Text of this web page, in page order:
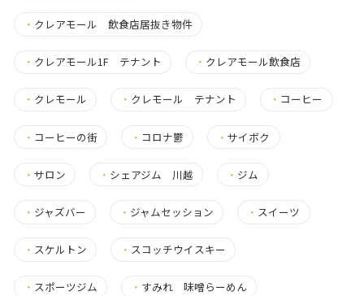
・ クレアモール 飲食店居抜き物件
・ クレアモール1F テナント ・ クレアモール飲食店
・ クレモール ・ クレモール テナント ・ コーヒー
・ コーヒーの街 ・ コロナ鬱 ・サイボク
・ サロン ・ シェアジム 川越 ・ ジム
・ ジャズバー ・ ジャムセッション ・ スイーツ
・ スケルトン ・ スコッチウイスキー
・ スポーツジム ・ すみれ 味噌らーめん